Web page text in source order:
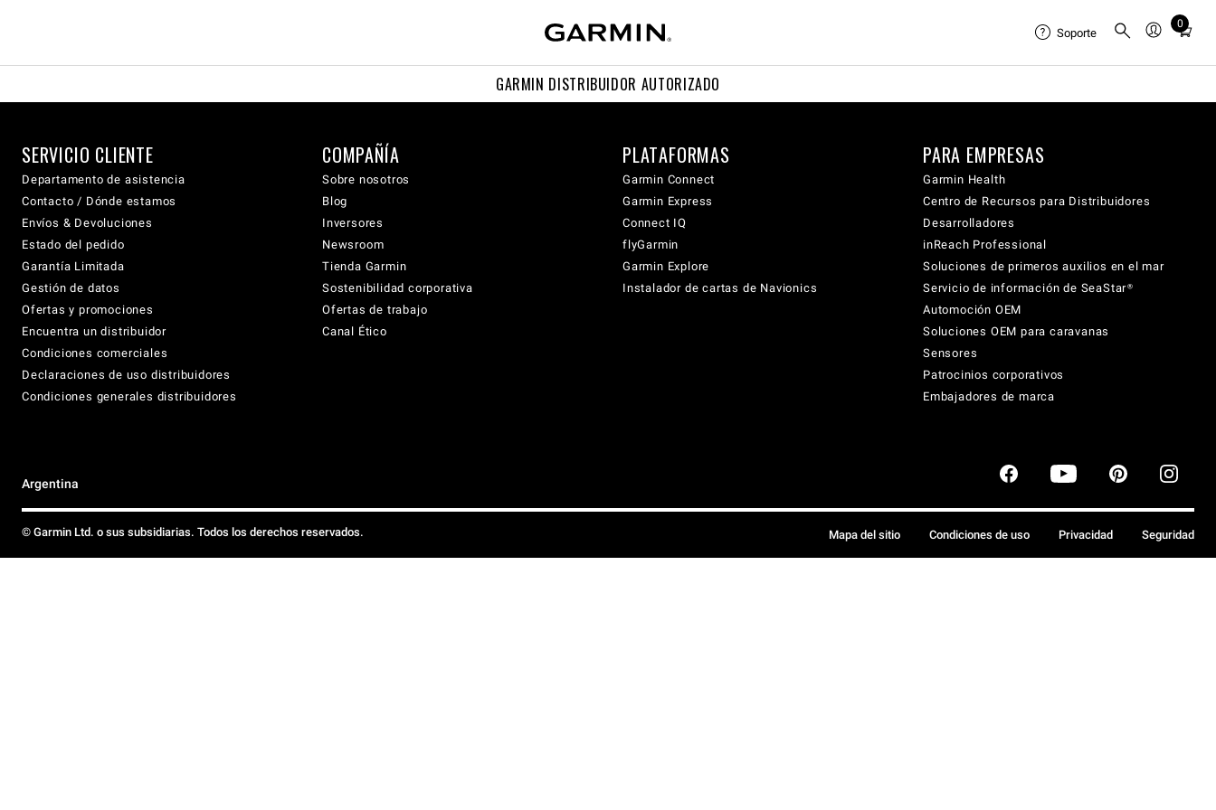
GARMIN DISTRIBUIDOR AUTORIZADO
Soporte
0
Total
cart:
SERVICIO CLIENTE
Departamento de asistencia
Contacto / Dónde estamos
Envíos & Devoluciones
Estado del pedido
Garantía Limitada
Gestión de datos
Ofertas y promociones
Encuentra un distribuidor
Condiciones comerciales
Declaraciones de uso distribuidores
Condiciones generales distribuidores
COMPAÑÍA
Sobre nosotros
Blog
Inversores
Newsroom
Tienda Garmin
Sostenibilidad corporativa
Ofertas de trabajo
Canal Ético
PLATAFORMAS
Garmin Connect
Garmin Express
Connect IQ
flyGarmin
Garmin Explore
Instalador de cartas de Navionics
PARA EMPRESAS
Garmin Health
Centro de Recursos para Distribuidores
Desarrolladores
inReach Professional
Soluciones de primeros auxilios en el mar
Servicio de información de SeaStar®
Automoción OEM
Soluciones OEM para caravanas
Sensores
Patrocinios corporativos
Embajadores de marca
Argentina
© Garmin Ltd. o sus subsidiarias. Todos los derechos reservados. Mapa del sitio Condiciones de uso Privacidad Seguridad